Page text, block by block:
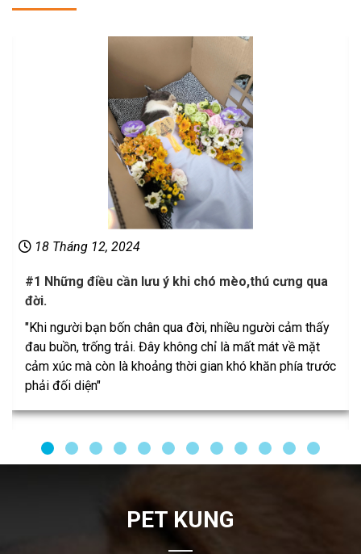
18 Tháng 12, 2024
#1 Những điều cần lưu ý khi chó mèo,thú cưng qua
đời.
"Khi người bạn bốn chân qua đời, nhiều người cảm thấy
đau buồn, trống trải. Đây không chỉ là mất mát về mặt
cảm xúc mà còn là khoảng thời gian khó khăn phía trước
phải đối diện"
PET KUNG